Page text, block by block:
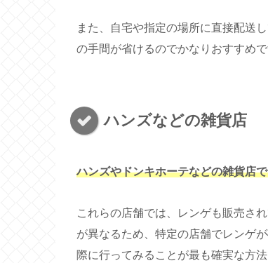
また、自宅や指定の場所に直接配送
の手間が省けるのでかなりおすすめで
ハンズなどの雑貨店
ハンズやドンキホーテなどの雑貨店
これらの店舗では、レンゲも販売さ
が異なるため、特定の店舗でレンゲ
際に行ってみることが最も確実な方法